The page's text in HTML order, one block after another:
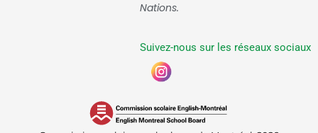
Nations.
Suivez-nous sur les réseaux sociaux